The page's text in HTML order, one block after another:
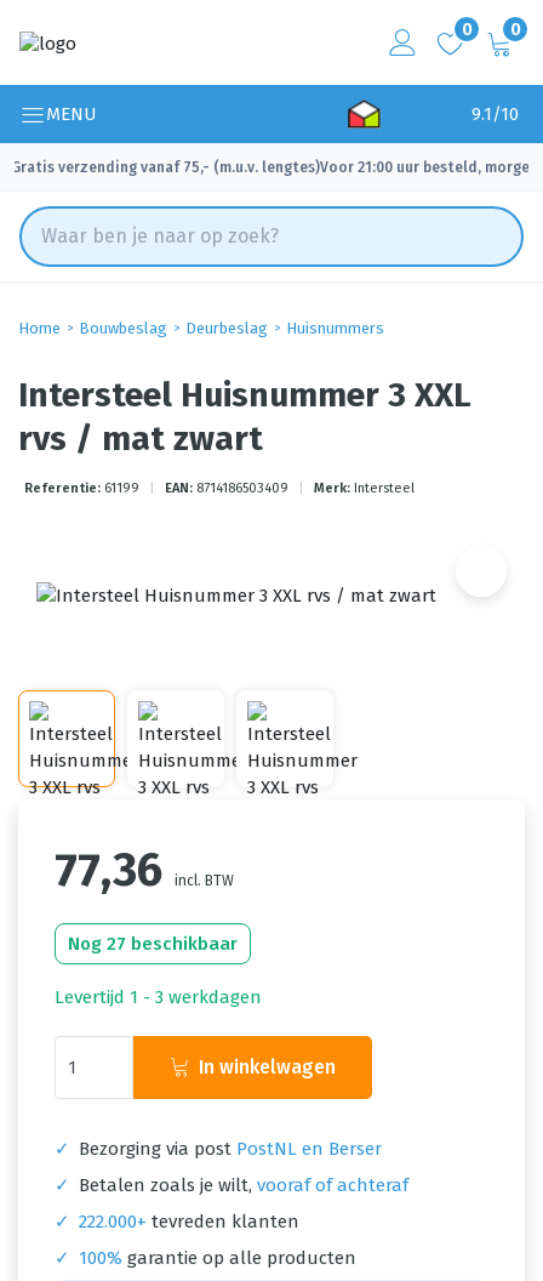
0 0
MENU 9.1/10
Gratis verzending vanaf 75,- (m.u.v. lengtes)
✓ Voor 21:00 uur besteld, morgen
Home Bouwbeslag Deurbeslag Huisnummers
Intersteel Huisnummer 3 XXL
rvs / mat zwart
Referentie: 61199 EAN: 8714186503409 Merk: Intersteel
77,36 incl. BTW
Nog 27 beschikbaar
Levertijd 1 - 3 werkdagen
In winkelwagen
✓ Bezorging via post PostNL en Berser
✓
Betalen zoals je wilt, vooraf of achteraf
✓ 222.000+ tevreden klanten
✓
100% garantie op alle producten